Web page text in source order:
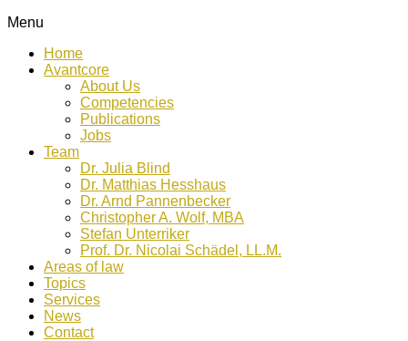
Menu
Home
Avantcore
About Us
Competencies
Publications
Jobs
Team
Dr. Julia Blind
Dr. Matthias Hesshaus
Dr. Arnd Pannenbecker
Christopher A. Wolf, MBA
Stefan Unterriker
Prof. Dr. Nicolai Schädel, LL.M.
Areas of law
Topics
Services
News
Contact